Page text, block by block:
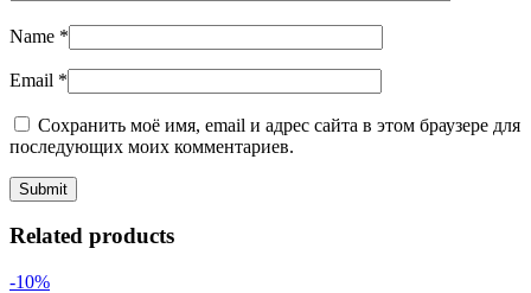
Name *
Email *
Сохранить моё имя, email и адрес сайта в этом браузере для
последующих моих комментариев.
Related products
-10%